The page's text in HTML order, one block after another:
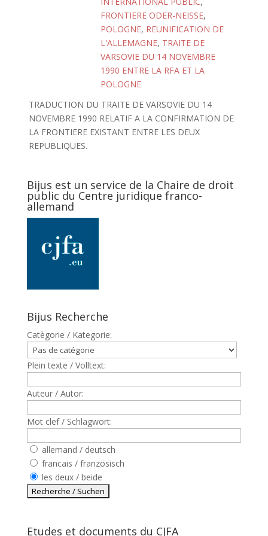
FRONTIERE ODER-NEISSE,
POLOGNE, REUNIFICATION DE
L'ALLEMAGNE, TRAITE DE
VARSOVIE DU 14 NOVEMBRE
1990 ENTRE LA RFA ET LA
POLOGNE
TRADUCTION DU TRAITE DE VARSOVIE DU 14
NOVEMBRE 1990 RELATIF A LA CONFIRMATION DE
LA FRONTIERE EXISTANT ENTRE LES DEUX
REPUBLIQUES.
Bijus est un service de la Chaire de droit
public du Centre juridique franco-
allemand
Bijus Recherche
Catègorie / Kategorie:
Plein texte / Volltext:
Auteur / Autor:
Mot clef / Schlagwort:
allemand / deutsch
francais / französisch
les deux / beide
Etudes et documents du CJFA